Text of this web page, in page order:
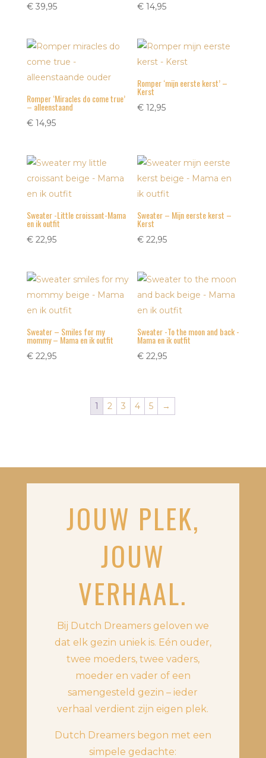
€39,95 € 14,95
Romper ‘Miracles do come true’
– alleenstaand
€14,95
Romper ‘mijn eerste kerst’ –
Kerst
€ 12,95
Sweater -Little croissant-Mama
en ik outfit
€22,95
Sweater – Mijn eerste kerst –
Kerst
€ 22,95
Sweater – Smiles for my
mommy – Mama en ik outfit
€22,95
Sweater -To the moon and back -
Mama en ik outfit
€ 22,95
1 2 3 4 5 →
JOUW PLEK,
JOUW
VERHAAL.
Bij Dutch Dreamers geloven we
dat elk gezin uniek is. Eén ouder,
twee moeders, twee vaders,
moeder en vader of een
samengesteld gezin – ieder
verhaal verdient zijn eigen plek.
Dutch Dreamers begon met een
simpele gedachte: